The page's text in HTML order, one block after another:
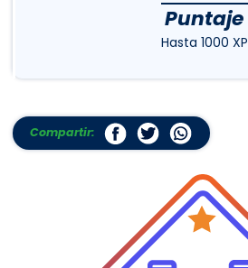
Puntaje
Hasta 1000 XP